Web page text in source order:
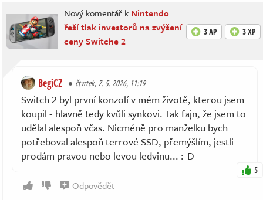
Nový komentář k Nintendo
řeší tlak investorů na zvýšení
ceny Switche 2
3 AP 3 XP
BegiCZ čtvrtek, 7. 5. 2026, 11:19
Switch 2 byl první konzolí v mém životě, kterou jsem
koupil - hlavně tedy kvůli synkovi. Tak fajn, že jsem to
udělal alespoň včas. Nicméně pro manželku bych
potřeboval alespoň terrové SSD, přemýšlím, jestli
prodám pravou nebo levou ledvinu... :-D
5
Odpovědět